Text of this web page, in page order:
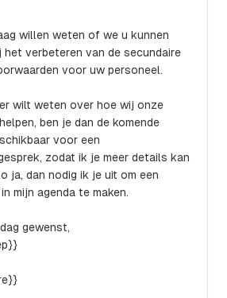
willen weten of we u kunnen
het verbeteren van de secundaire
voor uw personeel.
wilt weten over hoe wij onze
ben je dan de komende
voor een
zodat ik je meer details kan
ja, dan nodig ik je uit om een
mijn agenda te maken.
gewenst,